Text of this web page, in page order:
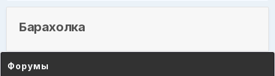
Барахолка
Форумы